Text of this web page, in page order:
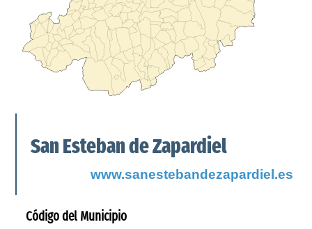
San Esteban de Zapardiel
www.sanestebandezapardiel.es
Código del Municipio